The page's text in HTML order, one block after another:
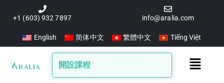
要
+1 (603) 932 7897 info@aralia.com
English 简体中文 繁體中文 Tiếng Việt
開設課程
Main